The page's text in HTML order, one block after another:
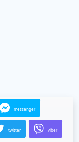
messenger
twitter viber